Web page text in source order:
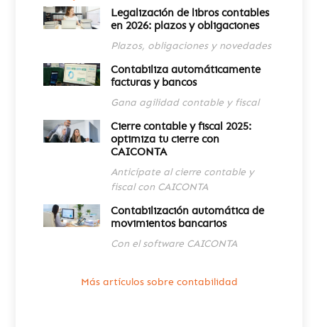
Legalización de libros contables
en 2026: plazos y obligaciones
Plazos, obligaciones y novedades
Contabiliza automáticamente
facturas y bancos
Gana agilidad contable y fiscal
Cierre contable y fiscal 2025:
optimiza tu cierre con
CAICONTA
Anticípate al cierre contable y
fiscal con CAICONTA
Contabilización automática de
movimientos bancarios
Con el software CAICONTA
Más artículos sobre contabilidad